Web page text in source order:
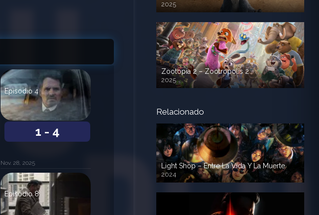
1 - 4
Episodio 4
Nov. 28, 2025
Episodio 8
2025
720p HD
Zootopia 2 – Zootropolis 2
2025
720p HD
Relacionado
Light Shop – Entre La Vida Y La Muerte
2024